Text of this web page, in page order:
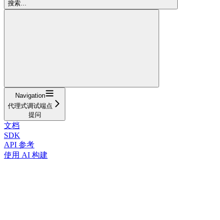
搜索...
Navigation
代理式调试端点
提问
文档
SDK
API 参考
使用 AI 构建